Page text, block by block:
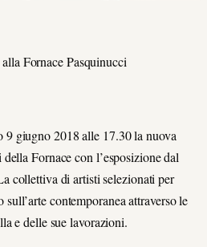
Fornace Pasquinucci
9 giugno 2018 alle 17.30 la nuova
Fornace con l’esposizione dal
collettiva di artisti selezionati per
sull’arte contemporanea attraverso le
e delle sue lavorazioni.